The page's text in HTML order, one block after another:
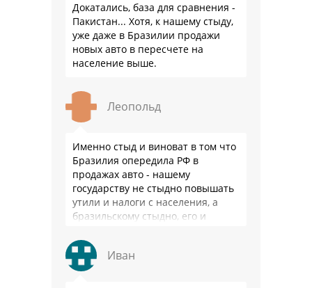
Докатались, база для сравнения -
Пакистан... Хотя, к нашему стыду,
уже даже в Бразилии продажи
новых авто в пересчете на
население выше.
Леопольд
Именно стыд и виноват в том что
Бразилия опередила РФ в
продажах авто - нашему
государству не стыдно повышать
утили и налоги с населения, а
бразильскому стыдно, его и
Иван